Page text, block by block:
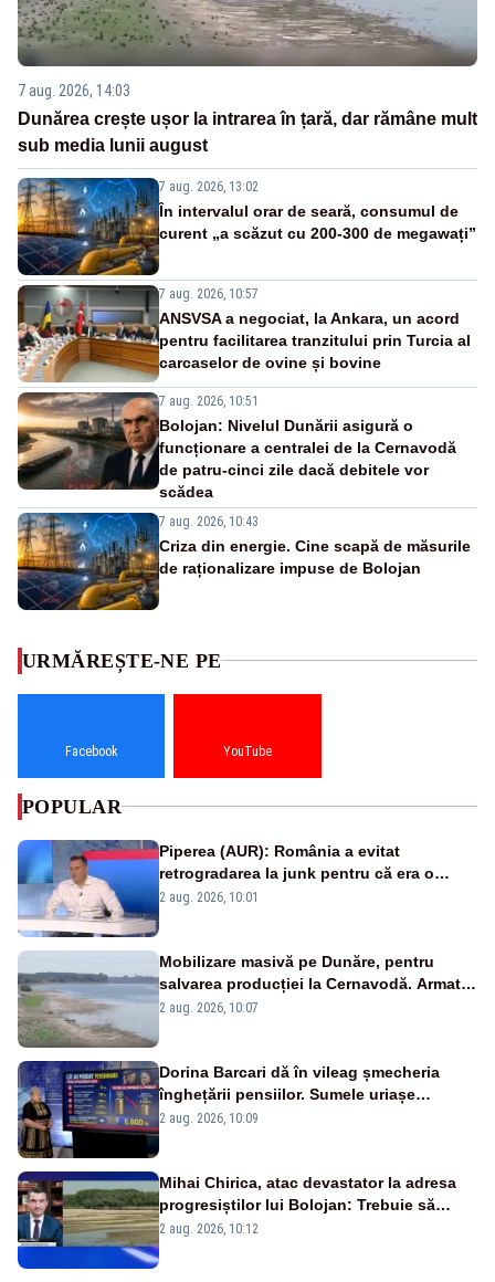
7 aug. 2026, 14:03
Dunărea crește ușor la intrarea în țară, dar rămâne mult
sub media lunii august
7 aug. 2026, 13:02
În intervalul orar de seară, consumul de
curent „a scăzut cu 200-300 de megawați”
7 aug. 2026, 10:57
ANSVSA a negociat, la Ankara, un acord
pentru facilitarea tranzitului prin Turcia al
carcaselor de ovine și bovine
7 aug. 2026, 10:51
Bolojan: Nivelul Dunării asigură o
funcționare a centralei de la Cernavodă
de patru-cinci zile dacă debitele vor
scădea
7 aug. 2026, 10:43
Criza din energie. Cine scapă de măsurile
de raționalizare impuse de Bolojan
URMĂREȘTE-NE PE
Facebook YouTube
POPULAR
Piperea (AUR): România a evitat
retrogradarea la junk pentru că era o
catastrofă pentru bănci și fondurile de
2 aug. 2026, 10:01
Mobilizare masivă pe Dunăre, pentru
salvarea producției la Cernavodă. Armata
va detona o stâncă și va devia apa
2 aug. 2026, 10:07
Dorina Barcari dă în vileag șmecheria
înghețării pensiilor. Sumele uriașe
pierdute de fiecare român
2 aug. 2026, 10:09
Mihai Chirica, atac devastator la adresa
progresiștilor lui Bolojan: Trebuie să
protejăm și natura, dar nu șținem omaneii
2 aug. 2026, 10:12